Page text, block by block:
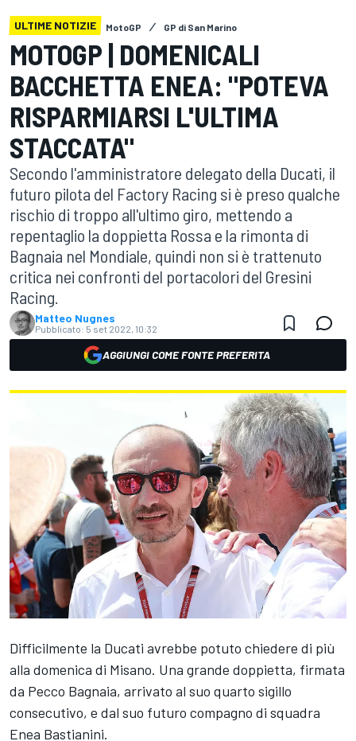
ULTIME NOTIZIE MotoGP GP di San Marino
MOTOGP | DOMENICALI
BACCHETTA ENEA: "POTEVA
RISPARMIARSI L'ULTIMA
STACCATA"
Secondo l'amministratore delegato della Ducati, il
futuro pilota del Factory Racing si è preso qualche
rischio di troppo all'ultimo giro, mettendo a
repentaglio la doppietta Rossa e la rimonta di
Bagnaia nel Mondiale, quindi non si è trattenuto
critica nei confronti del portacolori del Gresini
Racing.
Matteo Nugnes
Pubblicato: 5 set 2022, 10:32
AGGIUNGI COME FONTE PREFERITA
Difficilmente la Ducati avrebbe potuto chiedere di più
alla domenica di Misano. Una grande doppietta, firmata
da Pecco Bagnaia, arrivato al suo quarto sigillo
consecutivo, e dal suo futuro compagno di squadra
Enea Bastianini.